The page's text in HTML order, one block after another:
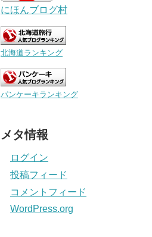
にほんブログ村
北海道ランキング
パンケーキランキング
メタ情報
ログイン
投稿フィード
コメントフィード
WordPress.org